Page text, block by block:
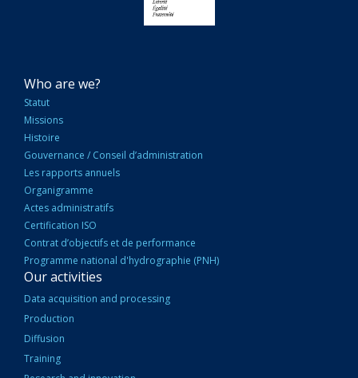
NAVIGATION
PRINCIPALE
Who are we?
Statut
Missions
Histoire
Gouvernance / Conseil d’administration
Les rapports annuels
Organigramme
Actes administratifs
Certification ISO
Contrat d’objectifs et de performance
Programme national d'hydrographie (PNH)
Our activities
Data acquisition and processing
Production
Diffusion
Training